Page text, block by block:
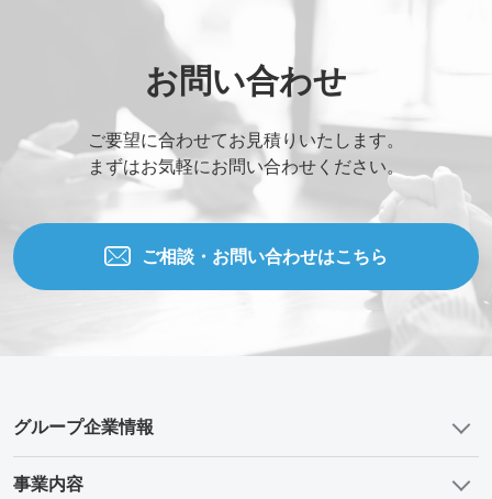
お問い合わせ
ご要望に合わせてお見積りいたします。
まずはお気軽にお問い合わせください。
ご相談・お問い合わせはこちら
グループ企業情報
事業内容